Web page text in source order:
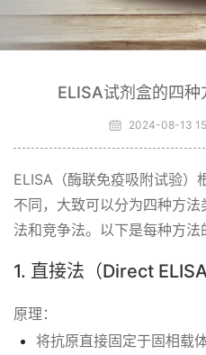
ELISA试剂盒的四
2024-08-13
ELISA（酶联免疫吸附试验）
不同，大致可以分为四种方
法和竞争法。以下是每种方法
1. 直接法（Direct ELISA
原理：
将抗原直接固定于固相载